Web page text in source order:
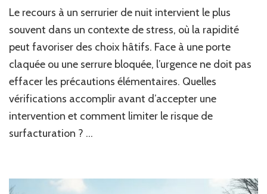
Le recours à un serrurier de nuit intervient le plus
souvent dans un contexte de stress, où la rapidité
peut favoriser des choix hâtifs. Face à une porte
claquée ou une serrure bloquée, l’urgence ne doit pas
effacer les précautions élémentaires. Quelles
vérifications accomplir avant d’accepter une
intervention et comment limiter le risque de
surfacturation ? …